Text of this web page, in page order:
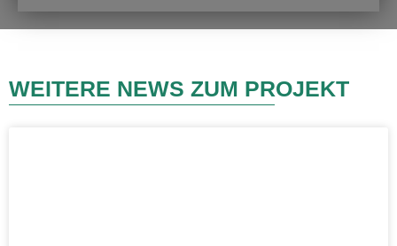
WEITERE NEWS ZUM PROJEKT